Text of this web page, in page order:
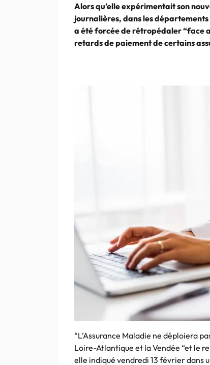
Alors qu’elle expérimentait son
journalières, dans les
a été forcée de rétropédaler “face
retards de paiement de certains
“L’Assurance Maladie ne déploiera
Loire-Atlantique et la Vendée “et le
elle indiqué vendredi 13 février dans